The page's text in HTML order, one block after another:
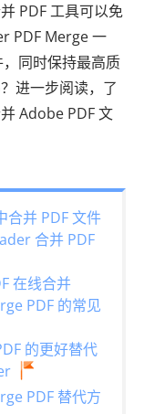
PDF 工具可以免
PDF Merge 一
同时保持最高质
进一步阅读，了
Adob​​e PDF 文
合并 PDF 文件
合并 PDF
在线合并
PDF 的常见
的更好替代
PDF 替代方